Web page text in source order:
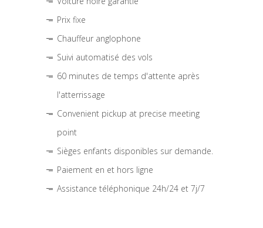
Prix fixe
Chauffeur anglophone
Suivi automatisé des vols
60 minutes de temps d'attente après
l'atterrissage
Convenient pickup at precise meeting
point
Sièges enfants disponibles sur demande.
Paiement en et hors ligne
Assistance téléphonique 24h/24 et 7j/7